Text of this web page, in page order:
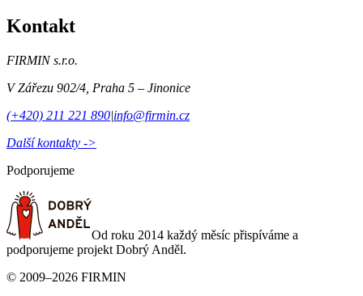
Kontakt
FIRMIN s.r.o.
V Zářezu 902/4 Praha 5 – Jinonice
(+420) 211 221 890|info@firmin.cz
Další kontakty ->
Podporujeme
Od roku 2014 každý měsíc přispíváme a
podporujeme projekt Dobrý Anděl.
© 2009–2026 FIRMIN